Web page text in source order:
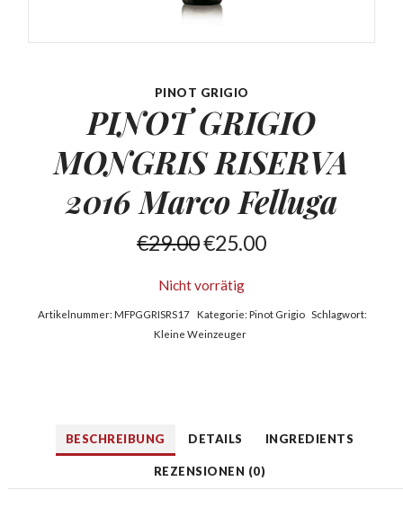
PINOT GRIGIO
PINOT GRIGIO
MONGRIS RISERVA
2016 Marco Felluga
€29.00€25.00
Nicht vorrätig
Artikelnummer:MFPGGRISRS17 Kategorie: Pinot Grigio Schlagwort:
Kleine Weinzeuger
BESCHREIBUNG DETAILS INGREDIENTS
REZENSIONEN (0)